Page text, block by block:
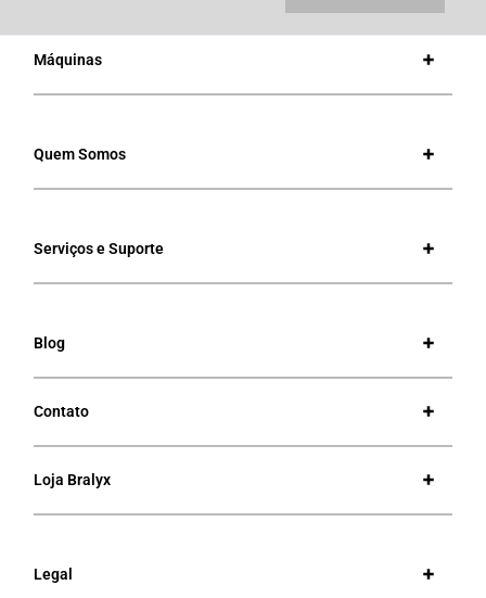
Máquinas
Quem Somos
Serviços e Suporte
Blog
Contato
Loja Bralyx
Legal